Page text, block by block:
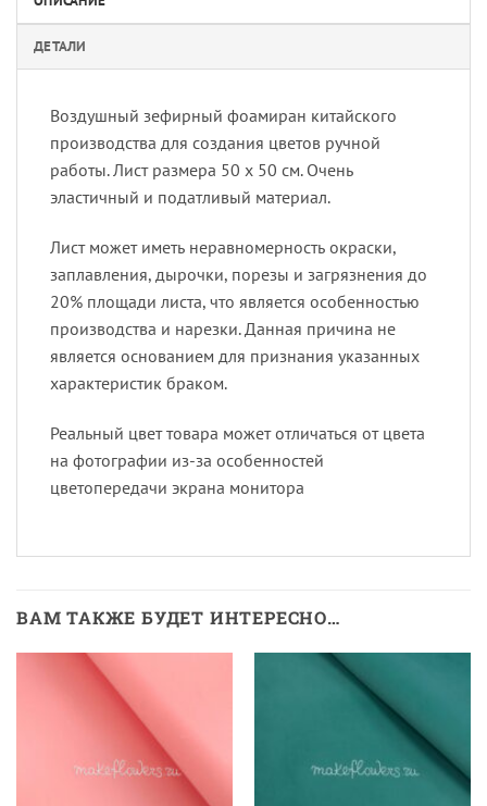
ДЕТАЛИ
Воздушный зефирный фоамиран китайского
производства для создания цветов ручной
работы. Лист размера 50 х 50 см. Очень
эластичный и податливый материал.
Лист может иметь неравномерность окраски,
заплавления, дырочки, порезы и загрязнения до
20% площади листа, что является особенностью
производства и нарезки. Данная причина не
является основанием для признания указанных
характеристик браком.
Реальный цвет товара может отличаться от цвета
на фотографии из-за особенностей
цветопередачи экрана монитора
ВАМ ТАКЖЕ БУДЕТ ИНТЕРЕСНО…